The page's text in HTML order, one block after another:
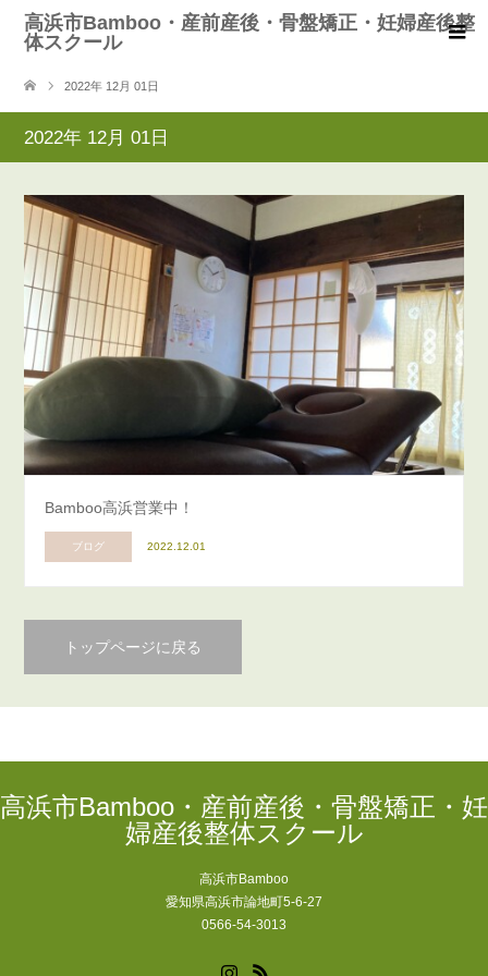
高浜市Bamboo・産前産後・骨盤矯正・妊婦産後整
体スクール
2022年 12月 01日
2022年 12月 01日
Bamboo高浜営業中！
ブログ 2022.12.01
トップページに戻る
高浜市Bamboo・産前産後・骨盤矯正・妊
婦産後整体スクール
高浜市Bamboo
愛知県高浜市論地町5-6-27
0566-54-3013